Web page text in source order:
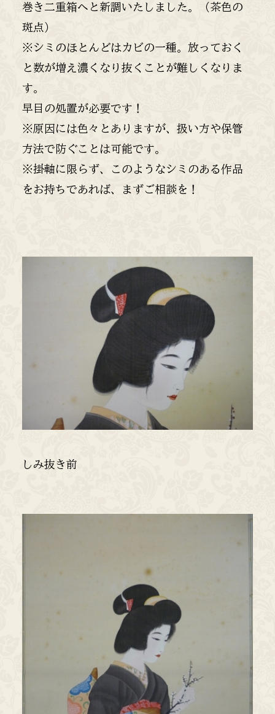
巻き二重箱へと新調いたしました。（茶色の
斑点）
※シミのほとんどはカビの一種。放っておく
と数が増え濃くなり抜くことが難しくなりま
す。
早目の処置が必要です！
※原因には色々とありますが、扱い方や保管
方法で防ぐことは可能です。
※掛軸に限らず、このようなシミのある作品
をお持ちであれば、まずご相談を！
しみ抜き前